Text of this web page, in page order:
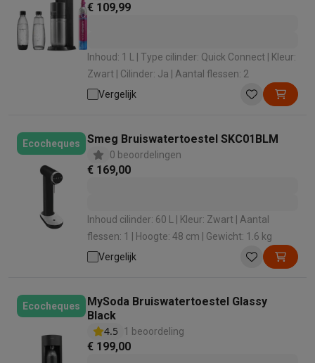
€ 109,99
Inhoud: 1 L | Type cilinder: Quick Connect | Kleur:
Zwart | Cilinder: Ja | Aantal flessen: 2
Vergelijk
Ecocheques Smeg Bruiswatertoestel SKC01BLM
0 beoordelingen
€ 169,00
Inhoud cilinder: 60 L | Kleur: Zwart | Aantal
flessen: 1 | Hoogte: 48 cm | Gewicht: 1.6 kg
Vergelijk
Ecocheques
MySoda Bruiswatertoestel Glassy
Black
4.5
1 beoordeling
€ 199,00